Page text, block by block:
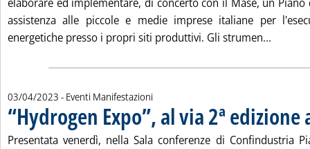
assistenza alle piccole e medie imprese italiane per
energetiche presso i propri siti produttivi. Gli strumen...
03/04/2023 - Eventi Manifestazioni
“Hydrogen Expo”, al via 2ª edizione
Presentata venerdì, nella Sala conferenze di Confindustria